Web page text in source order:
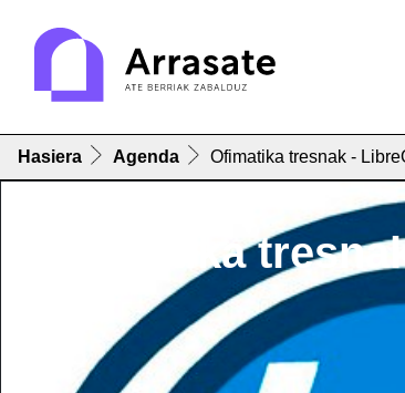
Hasiera Agenda Ofimatika tresnak -
Ofimatika